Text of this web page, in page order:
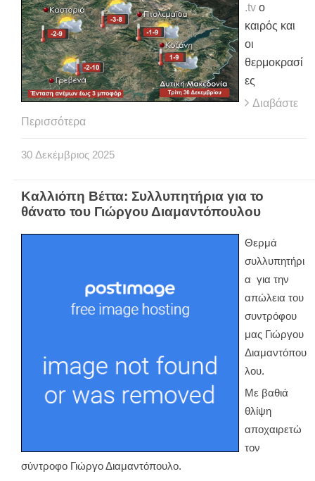
.tv ο
καιρός και
οι
θερμοκρασί
ες
Διαβάστε
Περισσότερα
30 Δεκέμβριος 2025
Καλλιόπη Βέττα: Συλλυπητήρια για το
θάνατο του Γιώργου Διαμαντόπουλου
Θερμά
συλλυπητήρι
α για την
απώλεια του
συντρόφου
μας Γιώργου
Διαμαντόπου
λου.
Με βαθιά
θλίψη
αποχαιρετώ
τον
σύντροφο Γιώργο Διαμαντόπουλο.